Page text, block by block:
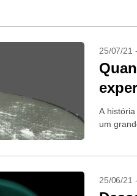
25/07/21
A
um
25/06/21